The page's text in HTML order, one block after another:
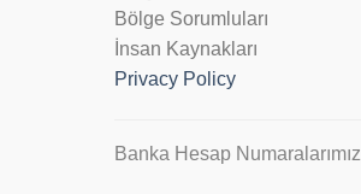
Bölge Sorumluları
İnsan Kaynakları
Privacy Policy
Banka Hesap Numaralarımız